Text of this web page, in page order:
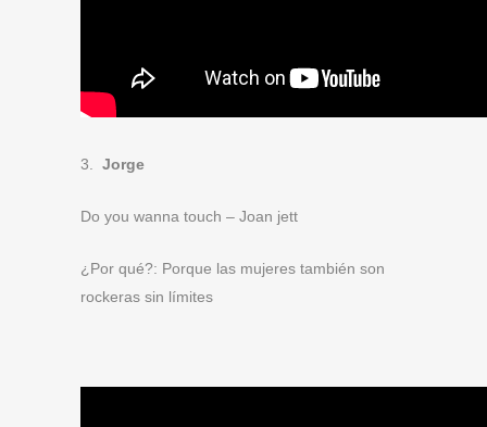
3. Jorge
Do you wanna touch – Joan jett
¿Por qué?: Porque las mujeres también son
rockeras sin límites